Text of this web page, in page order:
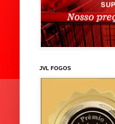
JVL FOGOS